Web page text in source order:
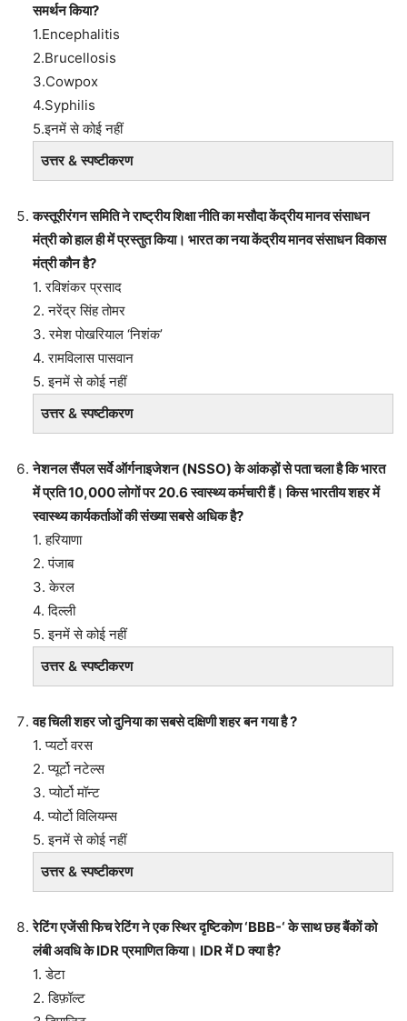
समर्थन किया?
1.Encephalitis
2.Brucellosis
3.Cowpox
4.Syphilis
5.इनमें से कोई नहीं
उत्तर & स्पष्टीकरण
कस्तूरीरंगन समिति ने राष्ट्रीय शिक्षा नीति का मसौदा केंद्रीय मानव संसाधन
मंत्री को हाल ही में प्रस्तुत किया। भारत का नया केंद्रीय मानव संसाधन विकास
मंत्री कौन है?
1. रविशंकर प्रसाद
2. नरेंद्र सिंह तोमर
3. रमेश पोखरियाल ‘निशंक’
4. रामविलास पासवान
5. इनमें से कोई नहीं
उत्तर & स्पष्टीकरण
नेशनल सैंपल सर्वे ऑर्गनाइजेशन (NSSO) के आंकड़ों से पता चला है कि भारत
में प्रति 10,000 लोगों पर 20.6 स्वास्थ्य कर्मचारी हैं। किस भारतीय शहर में
स्वास्थ्य कार्यकर्ताओं की संख्या सबसे अधिक है?
1. हरियाणा
2. पंजाब
3. केरल
4. दिल्ली
5. इनमें से कोई नहीं
उत्तर & स्पष्टीकरण
वह चिली शहर जो दुनिया का सबसे दक्षिणी शहर बन गया है ?
1. प्यर्टो वरस
2. प्यूर्टो नटेल्स
3. प्योर्टो मॉन्ट
4. प्योर्टो विलियम्स
5. इनमें से कोई नहीं
उत्तर & स्पष्टीकरण
रेटिंग एजेंसी फिच रेटिंग ने एक स्थिर दृष्टिकोण ‘BBB-‘ के साथ छह बैंकों को
लंबी अवधि के IDR प्रमाणित किया। IDR में D क्या है?
1. डेटा
2. डिफ़ॉल्ट